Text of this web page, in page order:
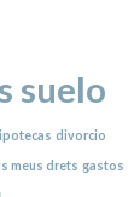
suelo
divorcio
meus drets gastos